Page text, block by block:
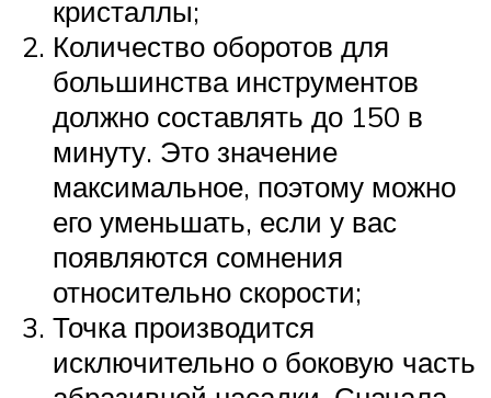
кристаллы;
Количество оборотов для
большинства инструментов
должно составлять до 150 в
минуту. Это значение
максимальное, поэтому можно
его уменьшать, если у вас
появляются сомнения
относительно скорости;
Точка производится
исключительно о боковую часть